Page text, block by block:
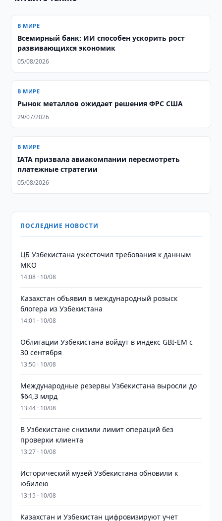
В МИРЕ
Всемирный банк: ИИ способен ускорить рост
развивающихся экономик
05/08/2026
В МИРЕ
Рынок металлов ожидает решения ФРС США
29/07/2026
В МИРЕ
IATA призвала авиакомпании пересмотреть
платежные стратегии
05/08/2026
ПОСЛЕДНИЕ НОВОСТИ
ЦБ Узбекистана ужесточил требования к данным
МКО
14:08 · 10/08
Казахстан объявил в международный розыск
блогера из Узбекистана
14:01 · 10/08
Облигации Узбекистана войдут в индекс GBI-EM с
30 сентября
13:50 · 10/08
Международные резервы Узбекистана выросли до
$64,3 млрд
13:44 · 10/08
В Узбекистане снизили лимит операций без
проверки клиента
13:27 · 10/08
Исторический музей Узбекистана обновили к
юбилею
13:15 · 10/08
Казахстан и Узбекистан цифровизируют учет